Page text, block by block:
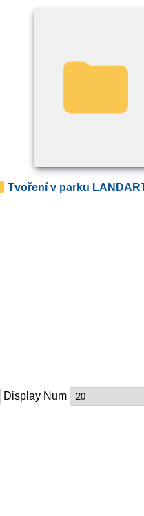
Tvoření v parku
Display Num